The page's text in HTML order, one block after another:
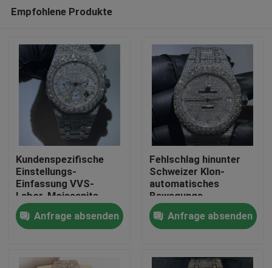
Haus
Produkte
Über uns
Empfohlene Produkte
Kundenspezifische
Einstellungs-
Einfassung VVS-
Labor-Moissanite
Diamond Watch Iced
Out Hand
Anfrage absenden
Fehlschlag hinunter
Schweizer Klon-
automatisches
Bewegungs-
Handgelenk VVS
Moissanite Diamond
Iced Out Luxury Watch
Anfrage absenden